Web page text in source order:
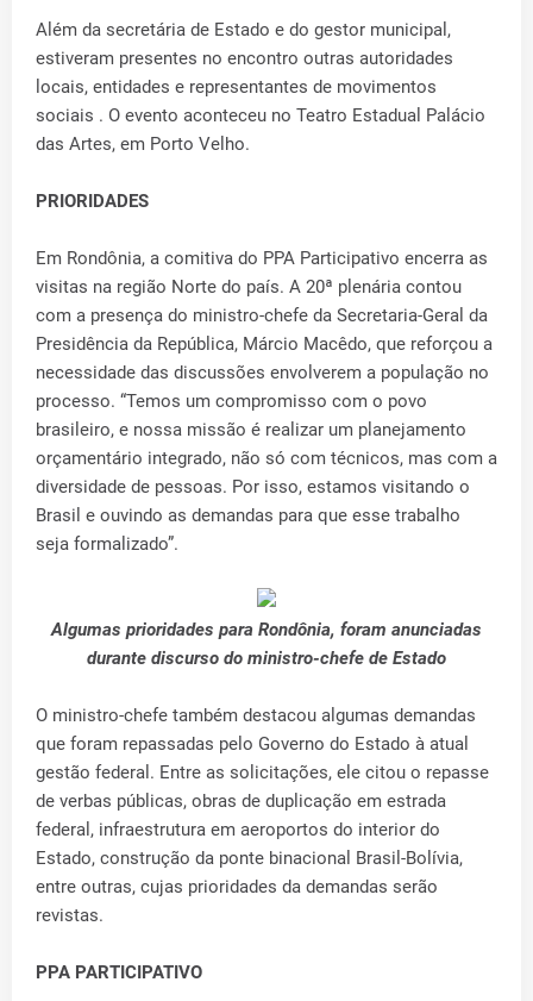
Além da secretária de Estado e do gestor municipal,
estiveram presentes no encontro outras autoridades
locais, entidades e representantes de movimentos
sociais . O evento aconteceu no Teatro Estadual Palácio
das Artes, em Porto Velho.
PRIORIDADES
Em Rondônia, a comitiva do PPA Participativo encerra as
visitas na região Norte do país. A 20ª plenária contou
com a presença do ministro-chefe da Secretaria-Geral da
Presidência da República, Márcio Macêdo, que reforçou a
necessidade das discussões envolverem a população no
processo. “Temos um compromisso com o povo
brasileiro, e nossa missão é realizar um planejamento
orçamentário integrado, não só com técnicos, mas com a
diversidade de pessoas. Por isso, estamos visitando o
Brasil e ouvindo as demandas para que esse trabalho
seja formalizado”.
Algumas prioridades para Rondônia, foram anunciadas
durante discurso do ministro-chefe de Estado
O ministro-chefe também destacou algumas demandas
que foram repassadas pelo Governo do Estado à atual
gestão federal. Entre as solicitações, ele citou o repasse
de verbas públicas, obras de duplicação em estrada
federal, infraestrutura em aeroportos do interior do
Estado, construção da ponte binacional Brasil-Bolívia,
entre outras, cujas prioridades da demandas serão
revistas.
PPA PARTICIPATIVO